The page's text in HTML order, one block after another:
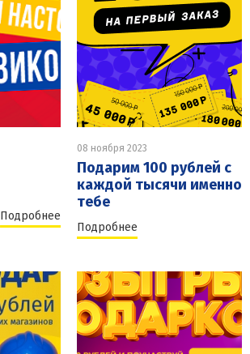
Подробнее
08 ноября 2023
Подарим 100 рублей с
каждой тысячи именно
тебе
Подробнее